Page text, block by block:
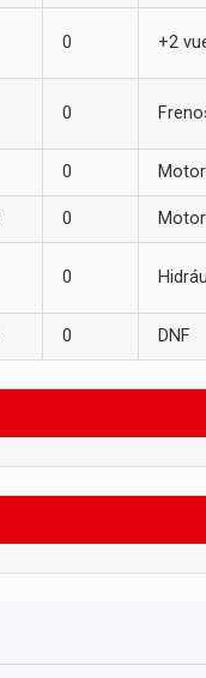
0 +2
0
0 Motor
0 Motor
0
0 DNF